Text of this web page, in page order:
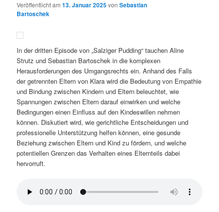
Veröffentlicht am13. Januar 2025vonSebastian
Bartoschek
In der dritten Episode von „Salziger Pudding“ tauchen Aline
Strutz und Sebastian Bartoschek in die komplexen
Herausforderungen des Umgangsrechts ein. Anhand des Falls
der getrennten Eltern von Klara wird die Bedeutung von Empathie
und Bindung zwischen Kindern und Eltern beleuchtet, wie
Spannungen zwischen Eltern darauf einwirken und welche
Bedingungen einen Einfluss auf den Kindeswillen nehmen
können. Diskutiert wird, wie gerichtliche Entscheidungen und
professionelle Unterstützung helfen können, eine gesunde
Beziehung zwischen Eltern und Kind zu fördern, und welche
potentiellen Grenzen das Verhalten eines Elternteils dabei
hervorruft.